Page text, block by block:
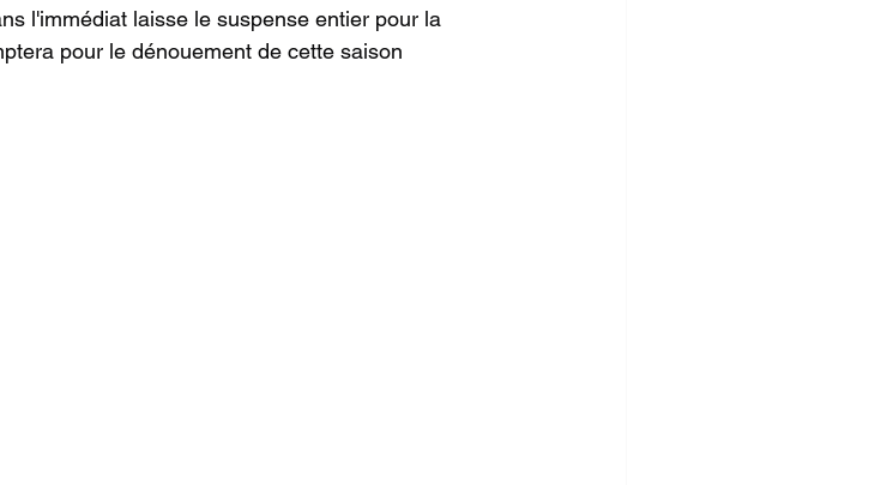
l'immédiat laisse le suspense entier pour la
pour le dénouement de cette saison